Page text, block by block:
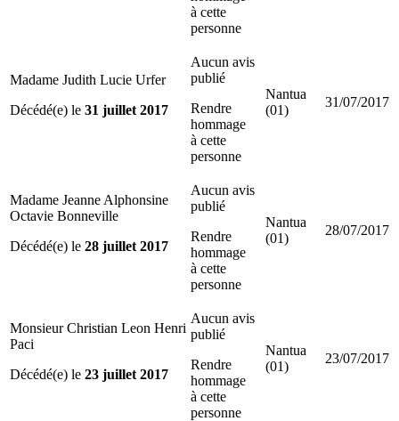
à cette
personne
Madame Judith Lucie Urfer
Décédé(e) le 31 juillet 2017
Aucun avis
publié
Rendre
hommage
à cette
personne
Nantua
(01)
31/07/2017
Madame Jeanne Alphonsine
Octavie Bonneville
Décédé(e) le 28 juillet 2017
Aucun avis
publié
Rendre
hommage
à cette
personne
Nantua
(01)
28/07/2017
Monsieur Christian Leon Henri
Paci
Décédé(e) le 23 juillet 2017
Aucun avis
publié
Rendre
hommage
à cette
personne
Nantua
(01)
23/07/2017